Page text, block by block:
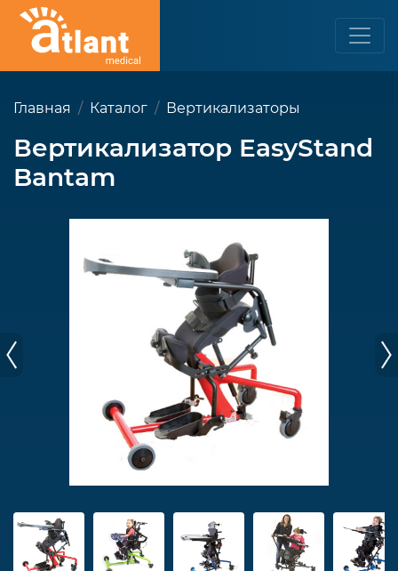
Главная Каталог Вертикализаторы
Вертикализатор EasyStand
Bantam